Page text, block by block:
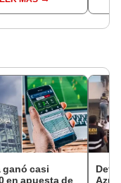
en el link oficial
ganó casi
en apuesta de
Azul